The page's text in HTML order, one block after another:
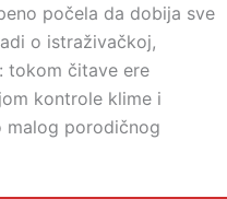
počela da dobija sve
o istraživačkoj,
tokom čitave ere
kontrole klime i
malog porodičnog